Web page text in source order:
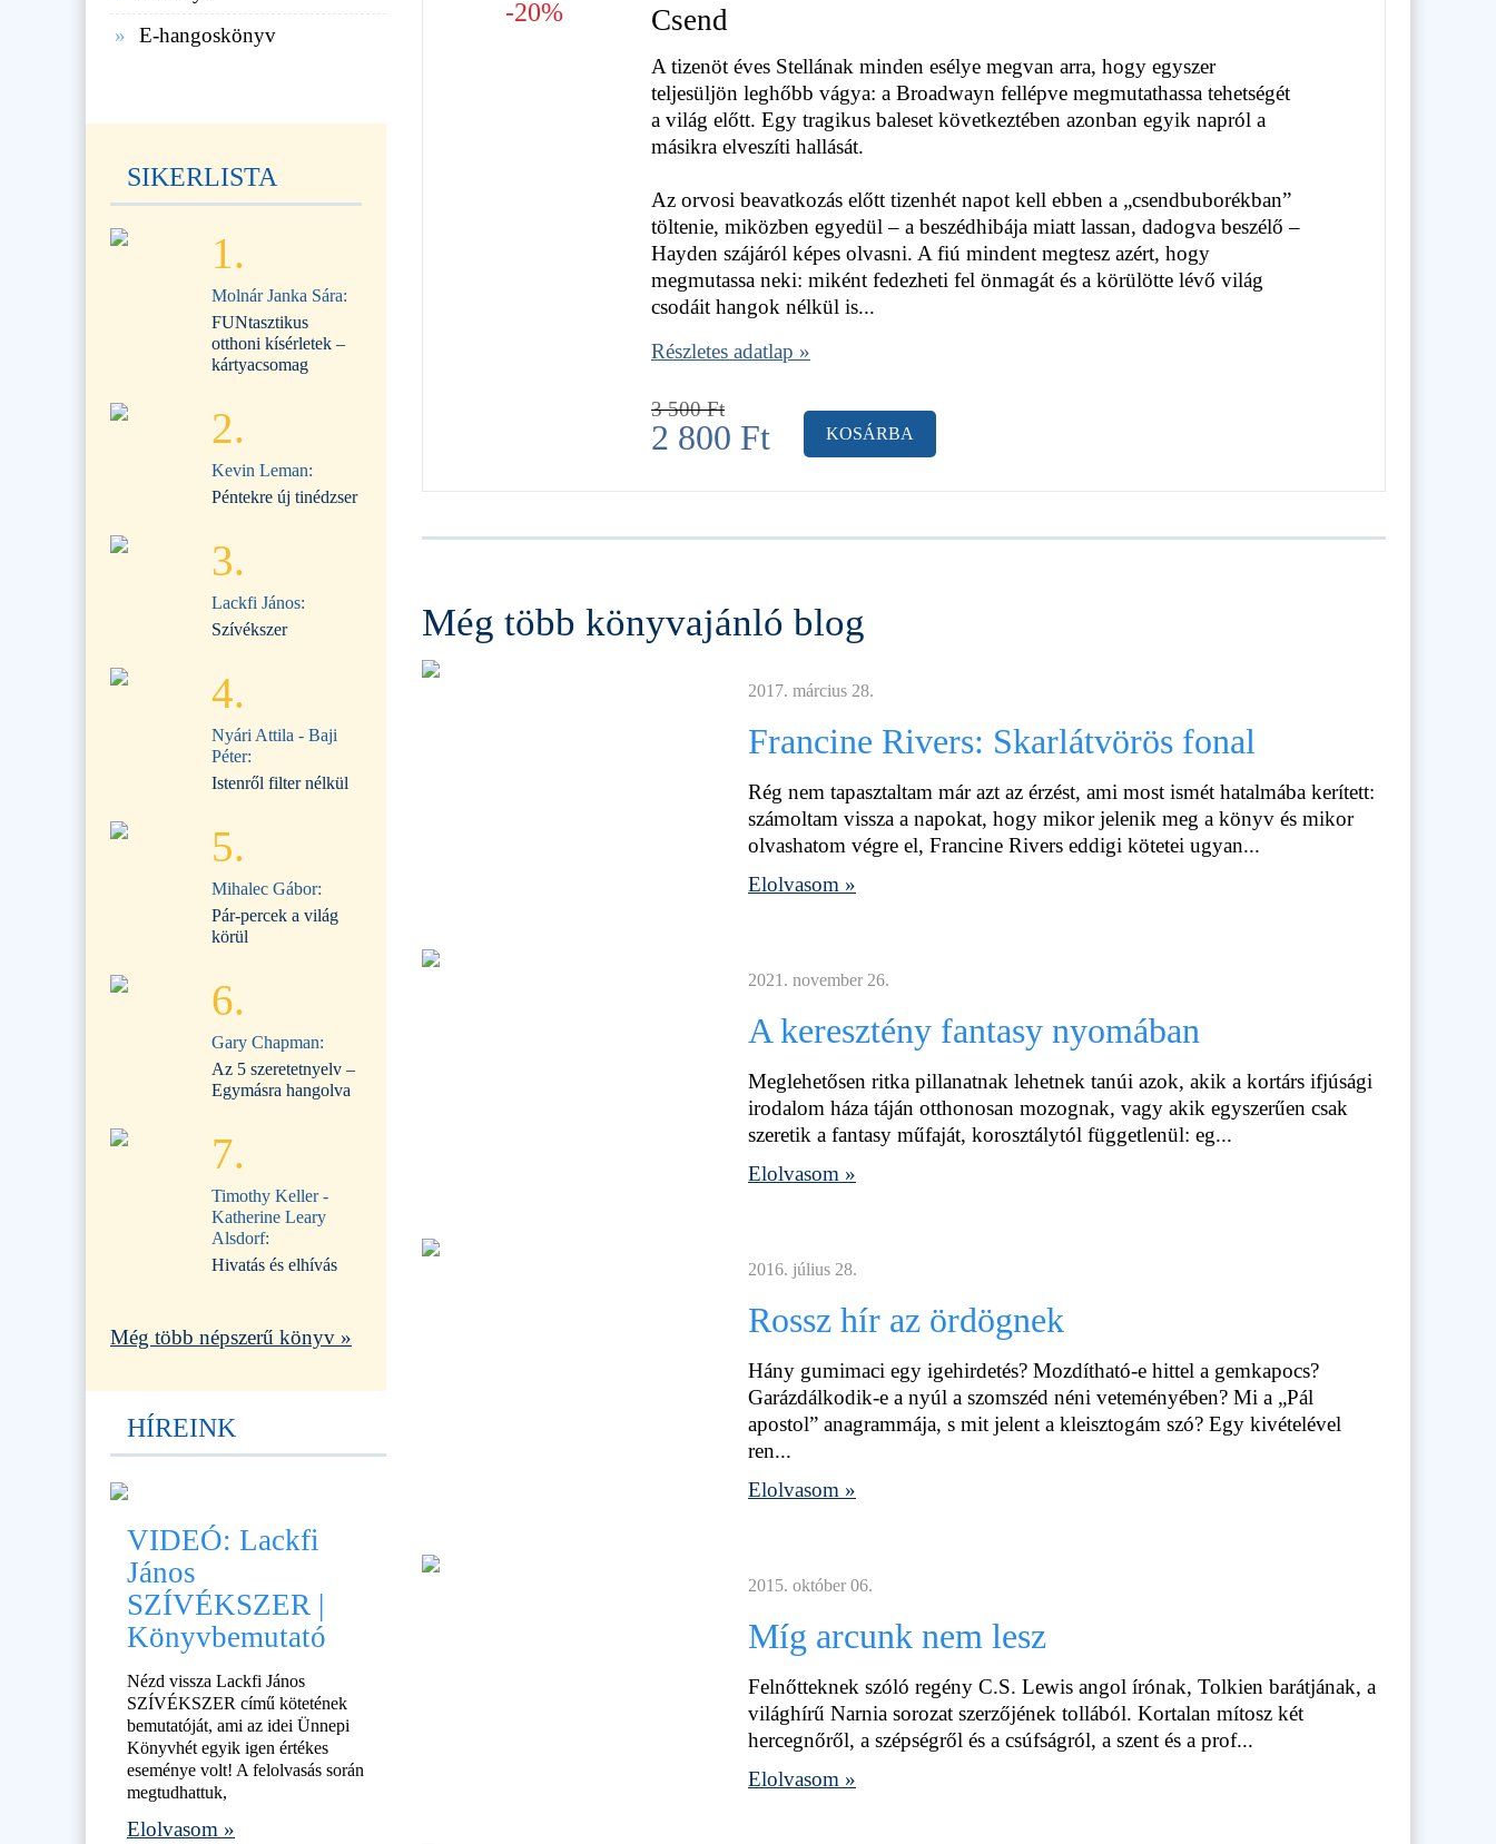
-20% Csend
A tizenöt éves Stellának minden esélye megvan arra, hogy egyszer
teljesüljön leghőbb vágya: a Broadwayn fellépve megmutathassa tehetségét
a világ előtt. Egy tragikus baleset következtében azonban egyik napról a
másikra elveszíti hallását.
Az orvosi beavatkozás előtt tizenhét napot kell ebben a „csendbuborékban”
töltenie, miközben egyedül – a beszédhibája miatt lassan, dadogva beszélő –
Hayden szájáról képes olvasni. A fiú mindent megtesz azért, hogy
megmutassa neki: miként fedezheti fel önmagát és a körülötte lévő világ
csodáit hangok nélkül is...
Részletes adatlap »
3 500Ft
2 800 Ft KOSÁRBA
Még több könyvajánló blog
2017. március 28.
Francine Rivers: Skarlátvörös fonal
Rég nem tapasztaltam már azt az érzést, ami most ismét hatalmába kerített:
számoltam vissza a napokat, hogy mikor jelenik meg a könyv és mikor
olvashatom végre el, Francine Rivers eddigi kötetei ugyan...
Elolvasom »
2021. november 26.
A keresztény fantasy nyomában
Meglehetősen ritka pillanatnak lehetnek tanúi azok, akik a kortárs ifjúsági
irodalom háza táján otthonosan mozognak, vagy akik egyszerűen csak
szeretik a fantasy műfaját, korosztálytól függetlenül: eg...
Elolvasom »
2016. július 28.
Rossz hír az ördögnek
Hány gumimaci egy igehirdetés? Mozdítható-e hittel a gemkapocs?
Garázdálkodik-e a nyúl a szomszéd néni veteményében? Mi a „Pál
apostol” anagrammája, s mit jelent a kleisztogám szó? Egy kivételével
ren...
Elolvasom »
2015. október 06.
Míg arcunk nem lesz
Felnőtteknek szóló regény C.S. Lewis angol írónak, Tolkien barátjának, a
világhírű Narnia sorozat szerzőjének tollából. Kortalan mítosz két
hercegnőről, a szépségről és a csúfságról, a szent és a prof...
Elolvasom »
E-hangoskönyv
SIKERLISTA
1.
Molnár Janka Sára:
FUNtasztikus
otthoni kísérletek –
kártyacsomag
2.
Kevin Leman:
Péntekre új tinédzser
3.
Lackfi János:
Szívékszer
4.
Nyári Attila - Baji
Péter:
Istenről filter nélkül
5.
Mihalec Gábor:
Pár-percek a világ
körül
6.
Gary Chapman:
Az 5 szeretetnyelv –
Egymásra hangolva
7.
Timothy Keller -
Katherine Leary
Alsdorf:
Hivatás és elhívás
Még több népszerű könyv »
HÍREINK
VIDEÓ: Lackfi
János
SZÍVÉKSZER |
Könyvbemutató
Nézd vissza Lackfi János
SZÍVÉKSZER című kötetének
bemutatóját, ami az idei Ünnepi
Könyvhét egyik igen értékes
eseménye volt! A felolvasás során
megtudhattuk,
Elolvasom »